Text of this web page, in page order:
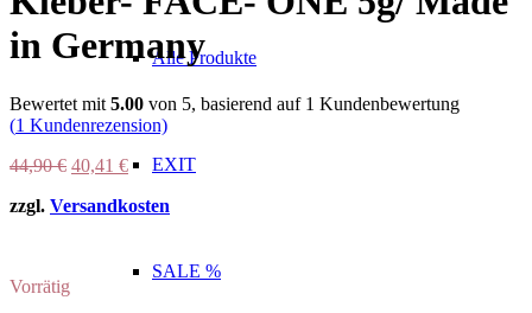
Alle Produkte
EXIT
SALE %
in Germany
Bewertet mit 5.00 von 5, basierend auf 1 Kundenbewertung
(1 Kundenrezension)
44,90€ Ursprünglicher
war:
40,41 €Aktueller
ist:
zzgl. Versandkosten
Vorrätig